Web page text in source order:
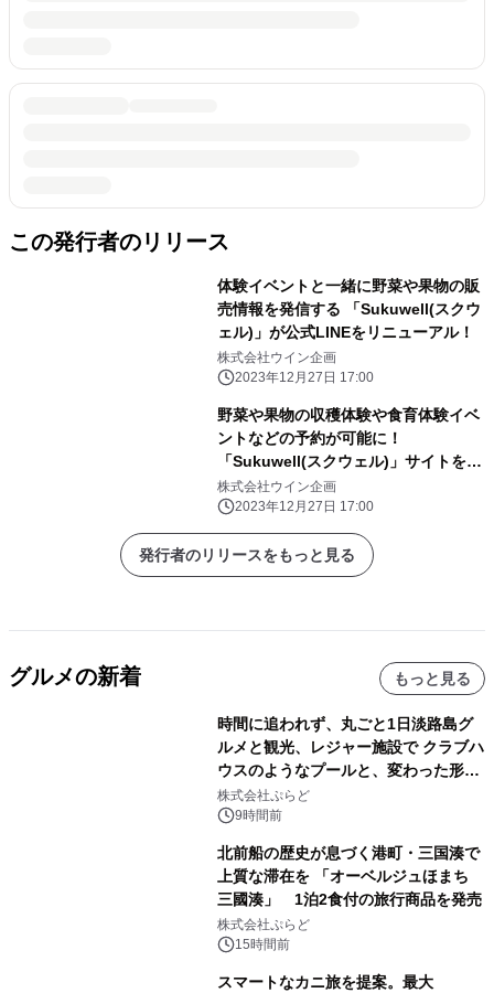
この発行者のリリース
体験イベントと一緒に野菜や果物の販
売情報を発信する 「Sukuwell(スクウ
ェル)」が公式LINEをリニューアル！
株式会社ウイン企画
2023年12月27日 17:00
野菜や果物の収穫体験や食育体験イベ
ントなどの予約が可能に！
「Sukuwell(スクウェル)」サイトをリ
ニューアル
株式会社ウイン企画
2023年12月27日 17:00
発行者のリリースをもっと見る
グルメの新着 もっと見る
時間に追われず、丸ごと1日淡路島グ
ルメと観光、レジャー施設で クラブハ
ウスのようなプールと、変わった形の
サウナも 「THE BOXY AWAJI」のお
得な素泊まり連泊プランで
株式会社ぷらど
9時間前
北前船の歴史が息づく港町・三国湊で
上質な滞在を 「オーベルジュほまち
三國湊」 1泊2食付の旅行商品を発売
株式会社ぷらど
15時間前
スマートなカニ旅を提案。最大